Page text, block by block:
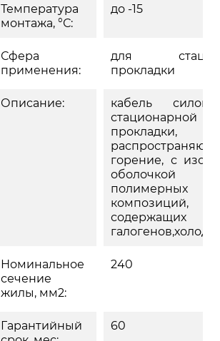
Температура
монтажа, °С:
до -15
Сфера
применения:
для
прокладки
Описание:
кабель
стационарной
горение, с
полимерных
содержащих
Номинальное
сечение
жилы, мм2:
240
Гарантийный
60